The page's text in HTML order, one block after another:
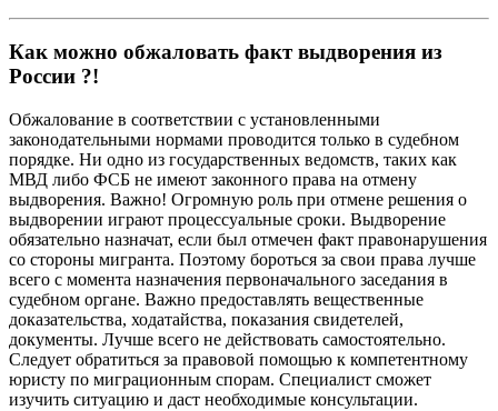
Как можно обжаловать факт выдворения из
России ?!
Обжалование в соответствии с установленными
законодательными нормами проводится только в судебном
порядке. Ни одно из государственных ведомств, таких как
МВД либо ФСБ не имеют законного права на отмену
выдворения. Важно! Огромную роль при отмене решения о
выдворении играют процессуальные сроки. Выдворение
обязательно назначат, если был отмечен факт правонарушения
со стороны мигранта. Поэтому бороться за свои права лучше
всего с момента назначения первоначального заседания в
судебном органе. Важно предоставлять вещественные
доказательства, ходатайства, показания свидетелей,
документы. Лучше всего не действовать самостоятельно.
Следует обратиться за правовой помощью к компетентному
юристу по миграционным спорам. Специалист сможет
изучить ситуацию и даст необходимые консультации.